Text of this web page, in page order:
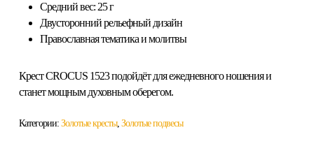
Средний вес: 25 г
Двусторонний рельефный дизайн
Православная тематика и молитвы
Крест CROCUS 1523 подойдёт для ежедневного ношения и
станет мощным духовным оберегом.
Категории: Золотые кресты, Золотые подвесы